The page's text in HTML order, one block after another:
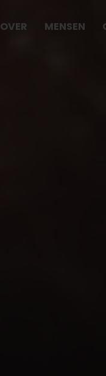
OVER MENSEN